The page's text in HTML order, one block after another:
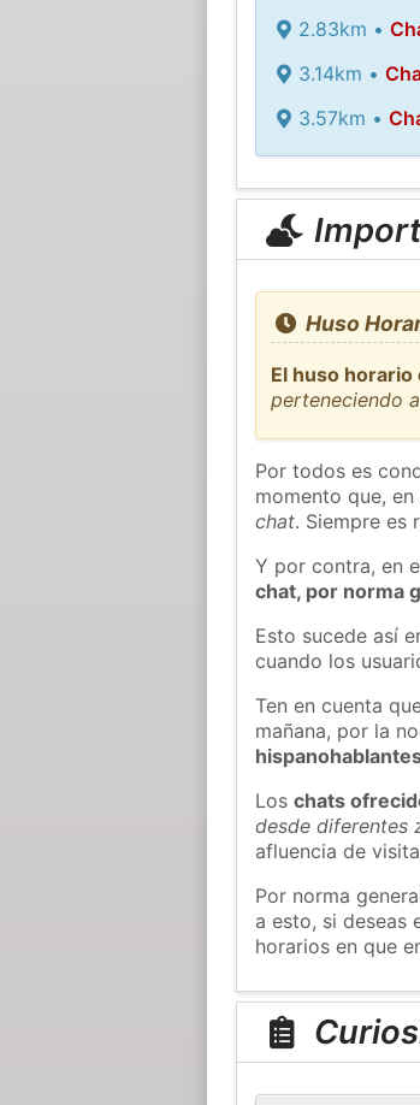
2.83km •
3.14km •
3.57km •
Huso
El huso
perteneciendo
Por todos es
momento que,
chat. Siempre es
Y por contra, en
chat, por norma
Esto sucede así
cuando los
Ten en cuenta
mañana, por la
Loschats
desde diferentes
afluencia de
Por norma
a esto, si deseas
horarios en que